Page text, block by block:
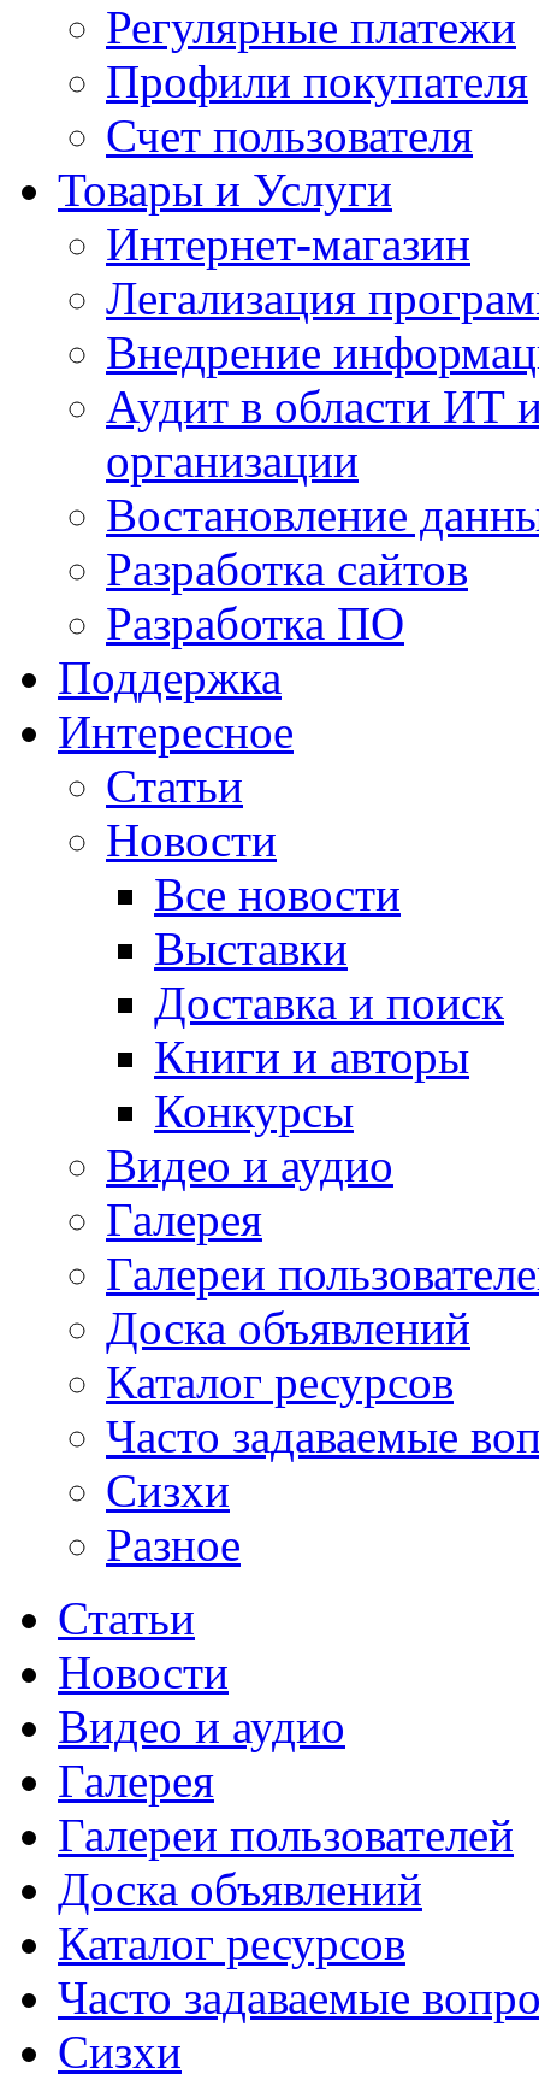
Регулярные платежи
Профили покупателя
Счет пользователя
Товары и Услуги
Интернет-магазин
Легализация
Внедрение
Аудит в области ИТ
организации
Востановление
Разработка сайтов
Разработка ПО
Поддержка
Интересное
Статьи
Новости
Все новости
Выставки
Доставка и поиск
Книги и авторы
Конкурсы
Видео и аудио
Галерея
Галереи
Доска объявлений
Каталог ресурсов
Часто задаваемые
Сизхи
Разное
Статьи
Новости
Видео и аудио
Галерея
Галереи пользователей
Доска объявлений
Каталог ресурсов
Часто задаваемые
Сизхи